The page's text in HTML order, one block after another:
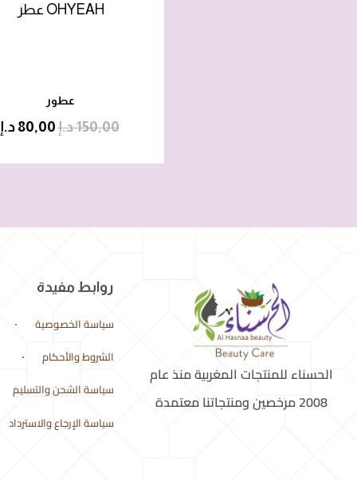
OHYEAH عطر
عطور
150,00د.إ80,00 د.إ
الحسناء للمنتجات المغربية منذ عام
2008 مرخصين ومنتجاتنا معتمدة
روابط مفيدة
سياسة الخصوصية
الشروط والأحكام
سياسة الشحن والتسليم
سياسة الإرجاع والاسترداد